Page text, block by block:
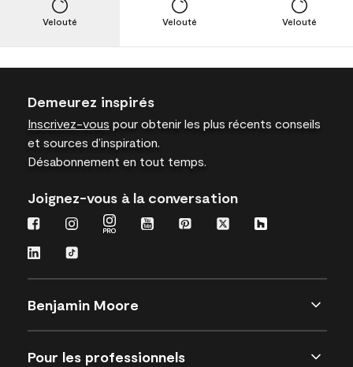
Velouté Velouté Velouté
Demeurez inspirés
Inscrivez-vous pour obtenir les plus récents conseils
et sources d’inspiration.
Désabonnement en tout temps.
Joignez-vous à la conversation
Benjamin Moore
Pour les professionnels